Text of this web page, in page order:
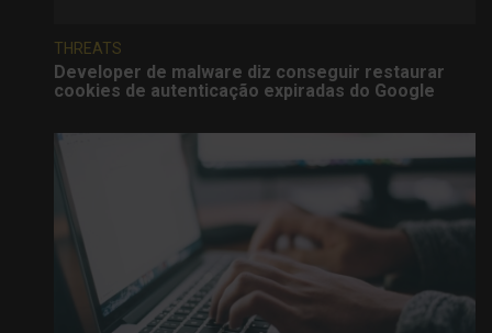
THREATS
Developer de malware diz conseguir restaurar
cookies de autenticação expiradas do Google